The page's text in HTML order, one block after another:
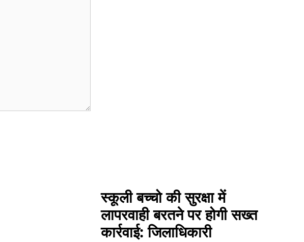
स्कूली बच्चो की सुरक्षा में
लापरवाही बरतने पर होगी सख्त
कार्रवाई: जिलाधिकारी